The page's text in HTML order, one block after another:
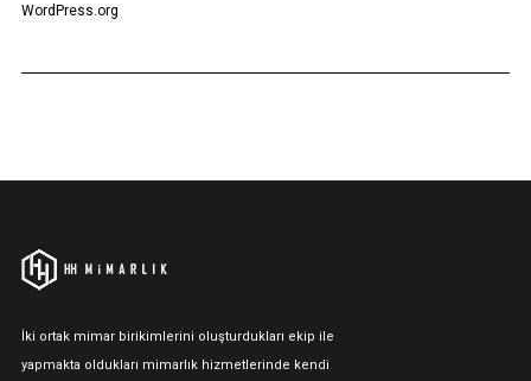
WordPress.org
İki ortak mimar birikimlerini oluşturdukları ekip ile
yapmakta oldukları mimarlık hizmetlerinde kendi